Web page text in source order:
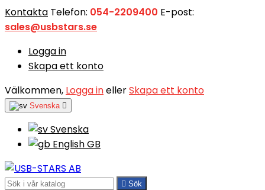
Kontakta Telefon: 054-2209400 E-post:
sales@usbstars.se
Logga in
Skapa ett konto
Välkommen, Logga inellerSkapa ett konto
Svenska 
Svenska
English GB
 Sök